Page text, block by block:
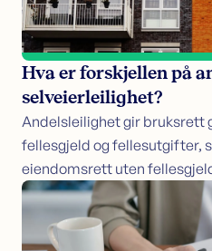
Hva er forskjellen på
selveierleilighet?
Andelsleilighet gir bruksrett
fellesgjeld og fellesutgifter,
eiendomsrett uten